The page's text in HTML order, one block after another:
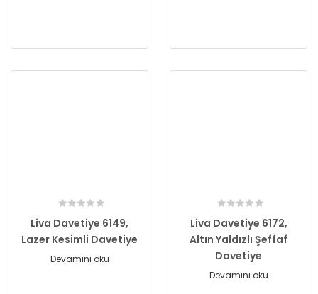
Liva Davetiye 6149,
Lazer Kesimli Davetiye
Devamını oku
Liva Davetiye 6172,
Altın Yaldızlı Şeffaf
Davetiye
Devamını oku